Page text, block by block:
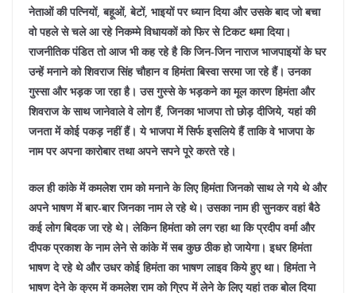
नेताओं की पत्नियों, बहूओं, बेटों, भाइयों पर ध्यान दिया और उसके बाद जो बचा
वो पहले से चले आ रहे निकम्मे विधायकों को फिर से टिकट थमा दिया।
राजनीतिक पंडित तो आज भी कह रहे है कि जिन-जिन नाराज भाजपाइयों के घर
उन्हें मनाने को शिवराज सिंह चौहान व हिमंता बिस्वा सरमा जा रहे हैं। उनका
गुस्सा और भड़क जा रहा है। उस गुस्से के भड़कने का मूल कारण हिमंता और
शिवराज के साथ जानेवाले वे लोग हैं, जिनका भाजपा तो छोड़ दीजिये, यहां की
जनता में कोई पकड़ नहीं हैं। ये भाजपा में सिर्फ इसलिये हैं ताकि वे भाजपा के
नाम पर अपना कारोबार तथा अपने सपने पूरे करते रहे।
कल ही कांके में कमलेश राम को मनाने के लिए हिमंता जिनको साथ ले गये थे और
अपने भाषण में बार-बार जिनका नाम ले रहे थे। उसका नाम ही सुनकर वहां बैठे
कई लोग बिदक जा रहे थे। लेकिन हिमंता को लग रहा था कि प्रदीप वर्मा और
दीपक प्रकाश के नाम लेने से कांके में सब कुछ ठीक हो जायेगा। इधर हिमंता
भाषण दे रहे थे और उधर कोई हिमंता का भाषण लाइव किये हुए था। हिमंता ने
भाषण देने के क्रम में कमलेश राम को ग्रिप में लेने के लिए यहां तक बोल दिया